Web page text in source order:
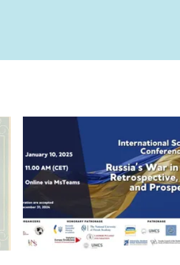
praktyki".
samorządu terytorialnego -
Zapraszamy Państwa na